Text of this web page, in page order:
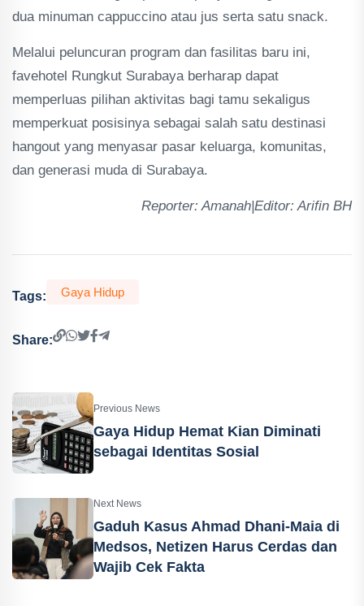
dua minuman cappuccino atau jus serta satu snack.
Melalui peluncuran program dan fasilitas baru ini,
favehotel Rungkut Surabaya berharap dapat
memperluas pilihan aktivitas bagi tamu sekaligus
memperkuat posisinya sebagai salah satu destinasi
hangout yang menyasar pasar keluarga, komunitas,
dan generasi muda di Surabaya.
Reporter: Amanah|Editor: Arifin BH
Tags: Gaya Hidup
Share:
Previous News
Gaya Hidup Hemat Kian Diminati
sebagai Identitas Sosial
Next News
Gaduh Kasus Ahmad Dhani-Maia di
Medsos, Netizen Harus Cerdas dan
Wajib Cek Fakta